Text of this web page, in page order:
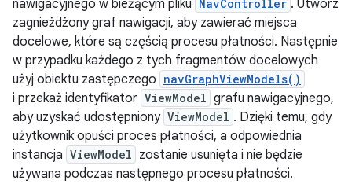
nawigacyjnego w bieżącym pliku NavController . Utwórz
zagnieżdżony graf nawigacji, aby zawierać miejsca
docelowe, które są częścią procesu płatności. Następnie
w przypadku każdego z tych fragmentów docelowych
użyj obiektu zastępczego navGraphViewModels()
i przekaż identyfikator ViewModel grafu nawigacyjnego,
aby uzyskać udostępniony ViewModel . Dzięki temu, gdy
użytkownik opuści proces płatności, a odpowiednia
instancja ViewModel zostanie usunięta i nie będzie
używana podczas następnego procesu płatności.